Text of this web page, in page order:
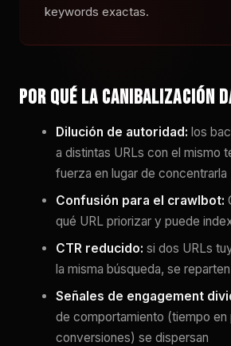
keywords exactas.
Por qué la canibalización
Dilución de autoridad: los
a distintas URLs con el mismo
fuerza en lugar de concentrarla
Confusión para el crawlbot:
qué URL priorizar y puede
CTR reducido: si dos URLs
la misma búsqueda, se
Señales de engagement
de comportamiento (tiempo en
conversiones) se dispersan